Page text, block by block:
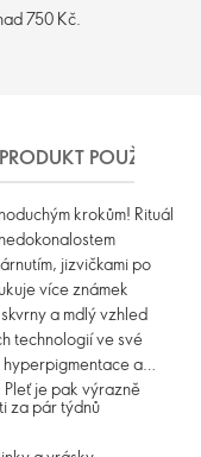
750 Kč.
POUŽÍVAT
krokům! Rituál
jizvičkami po
více známek
a mdlý vzhled
technologií ve své
a
je pak výrazně
za pár týdnů